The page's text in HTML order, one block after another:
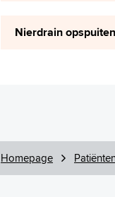
Nierdrain
Homepage